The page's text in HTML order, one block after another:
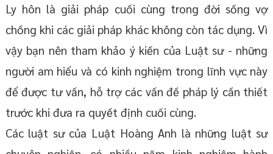
Ly hôn là giải pháp cuối cùng trong đời sống vợ
chồng khi các giải pháp khác không còn tác dụng. Vì
vậy bạn nên tham khảo ý kiến của Luật sư - những
người am hiểu và có kinh nghiệm trong lĩnh vực này
để được tư vấn, hỗ trợ các vấn đề pháp lý cần thiết
trước khi đưa ra quyết định cuối cùng.
Các luật sư của Luật Hoàng Anh là những luật sư